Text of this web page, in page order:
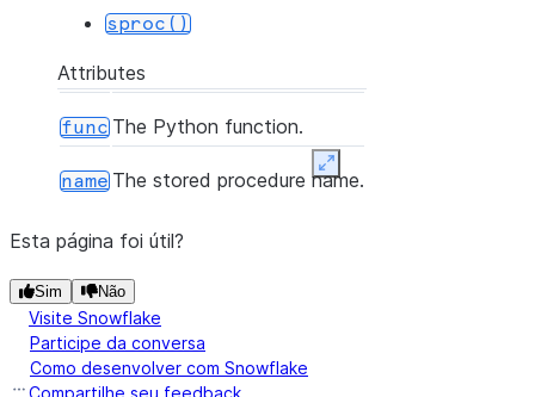
sproc()
Attributes
func The Python function.
name The stored procedure name.
Expand
Esta página foi útil?
Sim Não
Visite Snowflake
Participe da conversa
Como desenvolver com Snowflake
Compartilhe seu feedback